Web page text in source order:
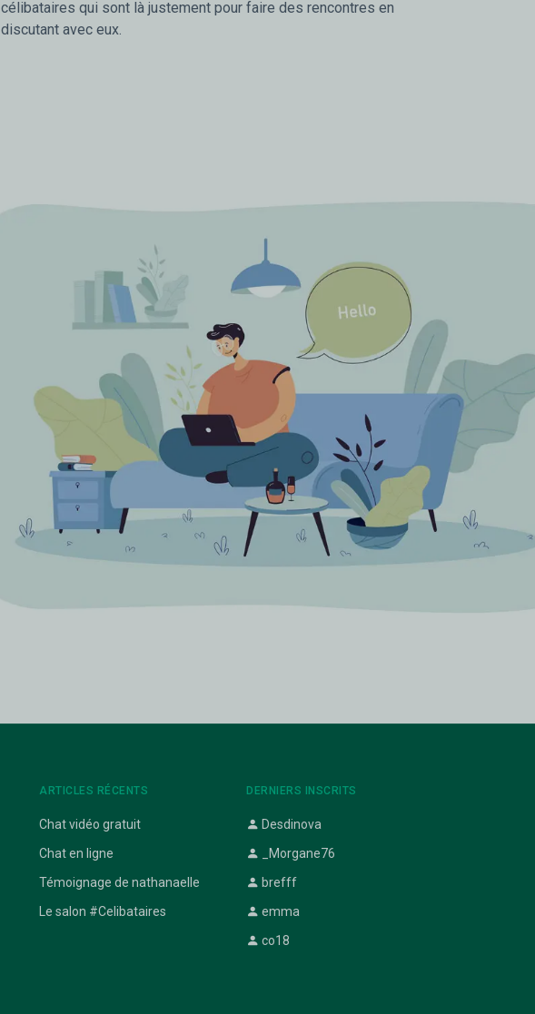
célibataires qui sont là justement pour faire des rencontres en
discutant avec eux.
ARTICLES RÉCENTS
Chat vidéo gratuit
Chat en ligne
Témoignage de nathanaelle
Le salon #Celibataires
DERNIERS INSCRITS
Desdinova
_Morgane76
brefff
emma
co18